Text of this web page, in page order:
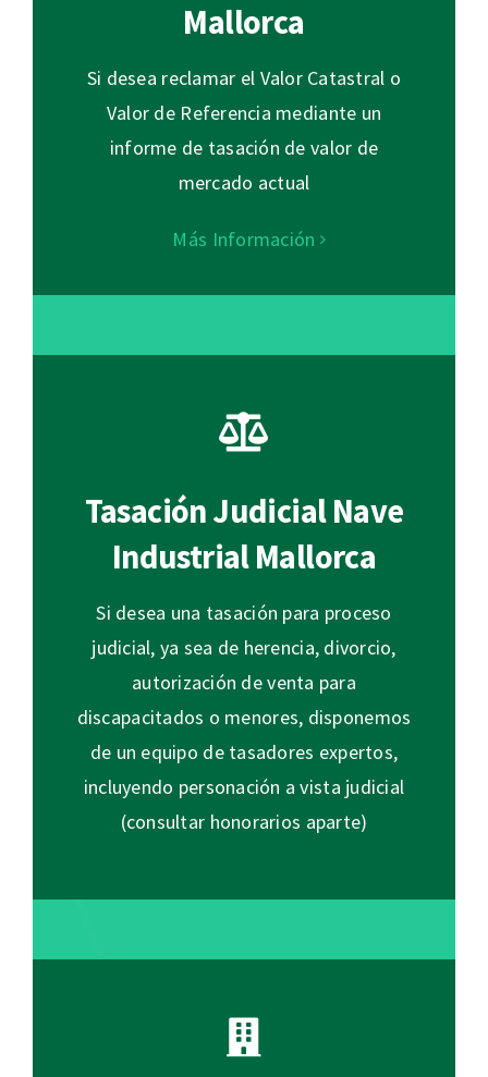
Mallorca
Si desea reclamar el Valor Catastral o
Valor de Referencia mediante un
informe de tasación de valor de
mercado actual
Más Información
Tasación Judicial Nave
Industrial Mallorca
Si desea una tasación para proceso
judicial, ya sea de herencia, divorcio,
autorización de venta para
discapacitados o menores, disponemos
de un equipo de tasadores expertos,
incluyendo personación a vista judicial
(consultar honorarios aparte)